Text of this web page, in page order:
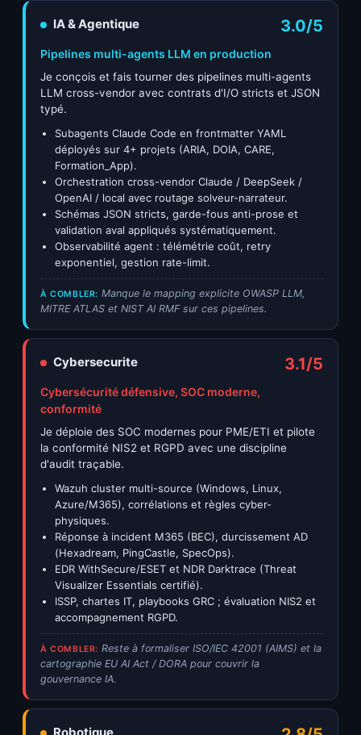
IA & Agentique 3.0/5
Pipelines multi-agents LLM en production
Je conçois et fais tourner des pipelines multi-agents
LLM cross-vendor avec contrats d'I/O stricts et JSON
typé.
Subagents Claude Code en frontmatter YAML
déployés sur 4+ projets (ARIA, DOIA, CARE,
Formation_App).
Orchestration cross-vendor Claude / DeepSeek /
OpenAI / local avec routage solveur-narrateur.
Schémas JSON stricts, garde-fous anti-prose et
validation aval appliqués systématiquement.
Observabilité agent : télémétrie coût, retry
exponentiel, gestion rate-limit.
À COMBLER: Manque le mapping explicite OWASP LLM,
MITRE ATLAS et NIST AI RMF sur ces pipelines.
Cybersecurite 3.1/5
Cybersécurité défensive, SOC moderne,
conformité
Je déploie des SOC modernes pour PME/ETI et pilote
la conformité NIS2 et RGPD avec une discipline
d'audit traçable.
Wazuh cluster multi-source (Windows, Linux,
Azure/M365), corrélations et règles cyber-
physiques.
Réponse à incident M365 (BEC), durcissement AD
(Hexadream, PingCastle, SpecOps).
EDR WithSecure/ESET et NDR Darktrace (Threat
Visualizer Essentials certifié).
ISSP, chartes IT, playbooks GRC ; évaluation NIS2 et
accompagnement RGPD.
À COMBLER: Reste à formaliser ISO/IEC 42001 (AIMS) et la
cartographie EU AI Act / DORA pour couvrir la
gouvernance IA.